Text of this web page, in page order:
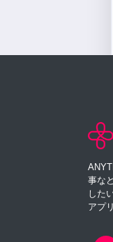
事な
した
アプ